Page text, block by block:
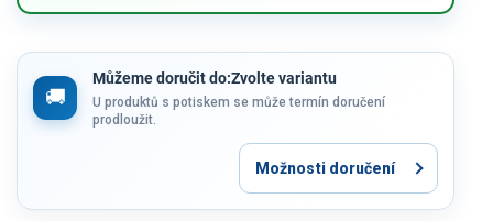
Můžeme doručit do:Zvolte variantu
U produktů s potiskem se může termín doručení
prodloužit.
Možnosti doručení